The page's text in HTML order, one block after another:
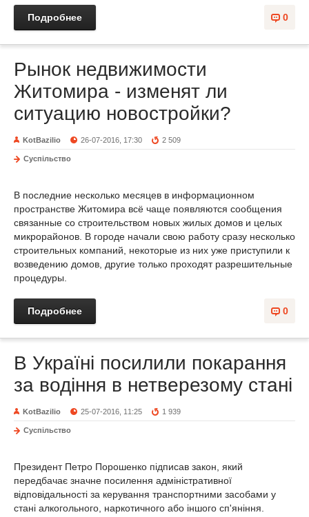
0
Подробнее
Рынок недвижимости
Житомира - изменят ли
ситуацию новостройки?
KotBazilio 26-07-2016, 17:30 2 509
Суспільство
В последние несколько месяцев в информационном
пространстве Житомира всё чаще появляются сообщения
связанные со строительством новых жилых домов и целых
микрорайонов. В городе начали свою работу сразу несколько
строительных компаний, некоторые из них уже приступили к
возведению домов, другие только проходят разрешительные
процедуры.
0
Подробнее
В Україні посилили покарання
за водіння в нетверезому стані
KotBazilio 25-07-2016, 11:25 1 939
Суспільство
Президент Петро Порошенко підписав закон, який
передбачає значне посилення адміністративної
відповідальності за керування транспортними засобами у
стані алкогольного, наркотичного або іншого сп'яніння.